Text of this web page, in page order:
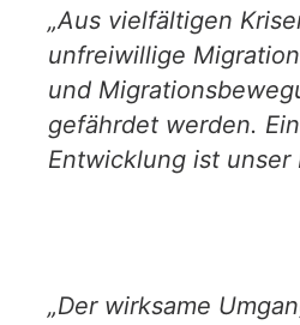
„Aus vielfältigen
unfreiwillige
und
gefährdet werden.
Entwicklung ist unser
„Der wirksame